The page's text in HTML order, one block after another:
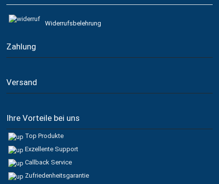
Widerrufsbelehrung
Zahlung
Versand
Ihre Vorteile bei uns
Top Produkte
Exzellente Support
Callback Service
Zufriedenheitsgarantie